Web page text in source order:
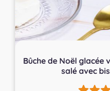
Bûche de Noël
salé avec